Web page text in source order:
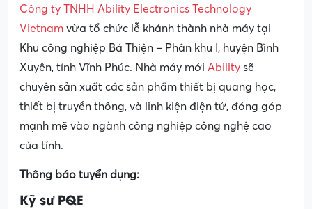
Công ty TNHH Ability Electronics Technology
Vietnam vừa tổ chức lễ khánh thành nhà máy tại
Khu công nghiệp Bá Thiện – Phân khu I, huyện Bình
Xuyên, tỉnh Vĩnh Phúc. Nhà máy mới Ability sẽ
chuyên sản xuất các sản phẩm thiết bị quang học,
thiết bị truyền thông, và linh kiện điện tử, đóng góp
mạnh mẽ vào ngành công nghiệp công nghệ cao
của tỉnh.
Thông báo tuyển dụng:
Kỹ sư PQE